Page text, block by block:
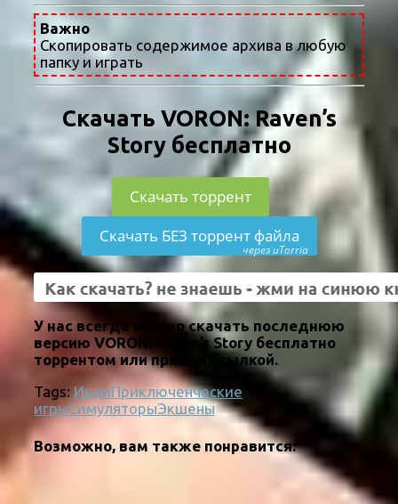
Важно
Скопировать содержимое архива в любую
папку и играть
Скачать VORON: Raven’s
Story бесплатно
Скачать торрент
Скачать БЕЗ торрент файла
через uTorria
У нас всегда можно скачать последнюю
версию VORON: Raven’s Story бесплатно
торрентом или прямой ссылкой.
Tags: ИндиПриключенческие
игрыСимуляторыЭкшены
Возможно, вам также понравится: